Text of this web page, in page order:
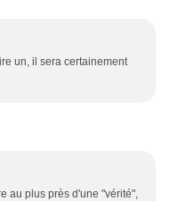
un, il sera certainement
au plus près d'une "vérité",